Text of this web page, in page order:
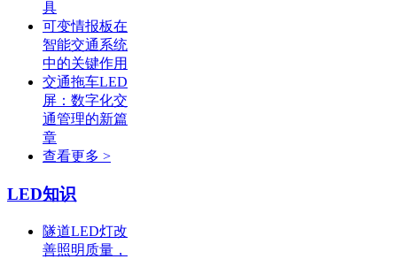
具
可变情报板在
智能交通系统
中的关键作用
交通拖车LED
屏：数字化交
通管理的新篇
章
查看更多 >
LED知识
隧道LED灯改
善照明质量，